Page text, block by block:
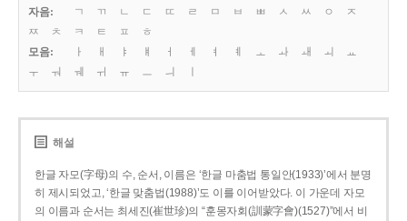
자음: ㄱ ㄲ ㄴ ㄷ ㄸ ㄹ ㅁ ㅂ ㅃ ㅅ ㅆ ㅇ
ㅈ
ㅉ
ㅊ ㅋ ㅌ ㅍ
ㅎ
모음:
ㅏ ㅐ ㅑ ㅒ ㅓ ㅔ ㅕ ㅖ ㅗ ㅘ ㅙ ㅚ
ㅛ
ㅜ
ㅝ ㅞ ㅟ ㅠ ㅡ ㅢ
해설
한글 자모(字母)의 수, 순서, 이름은 ‘한글 마춤법 통일안(1933)’에서 분명
히 제시되었고, ‘한글 맞춤법(1988)’도 이를 이어받았다. 이 가운데 자모
의 이름과 순서는 최세진(崔世珍)의 “훈몽자회(訓蒙字會)(1527)”에서 비